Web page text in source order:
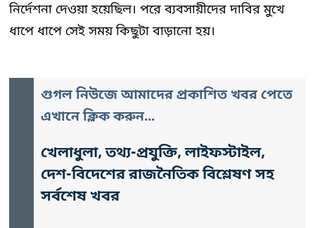
নির্দেশনা দেওয়া হয়েছিল। পরে ব্যবসায়ীদের দাবির মুখে
ধাপে ধাপে সেই সময় কিছুটা বাড়ানো হয়।
গুগল নিউজে আমাদের প্রকাশিত খবর পেতে
এখানে ক্লিক করুন...
খেলাধুলা, তথ্য-প্রযুক্তি, লাইফস্টাইল,
দেশ-বিদেশের রাজনৈতিক বিশ্লেষণ সহ
সর্বশেষ খবর